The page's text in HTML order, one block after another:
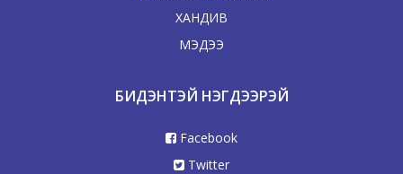
ХАНДИВ
МЭДЭЭ
БИДЭНТЭЙ НЭГДЭЭРЭЙ
Facebook
Twitter